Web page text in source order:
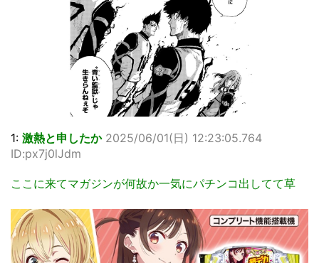
1: 激熱と申したか 2025/06/01(日) 12:23:05.764
ID:px7j0lJdm
ここに来てマガジンが何故か一気にパチンコ出してて草